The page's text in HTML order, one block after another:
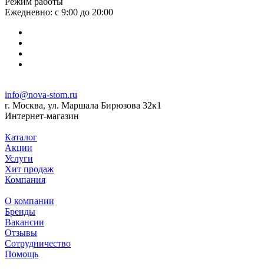
Ежедневно: с 9:00 до 20:00
info@nova-stom.ru
г. Москва, ул. Маршала Бирюзова 32к1
Интернет-магазин
Каталог
Акции
Услуги
Хит продаж
Компания
О компании
Бренды
Вакансии
Отзывы
Сотрудничество
Помощь